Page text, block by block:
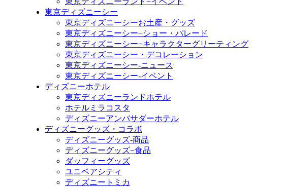
東京ディズニーシー
東京ディズニーシーお土産・グッズ
東京ディズニーシー−ショー・パレード
東京ディズニーシー−キャラクターグリーティング
東京ディズニーシー・デコレーション
東京ディズニーシー-ニュース
東京ディズニーシー-イベント
ディズニーホテル
東京ディズニーランドホテル
ホテルミラコスタ
ディズニーアンバサダーホテル
ディズニーグッズ・コラボ
ディズニーグッズ-商品
ディズニーグッズ−食品
ダッフィーグッズ
ユニベアシティ
ディズニートミカ